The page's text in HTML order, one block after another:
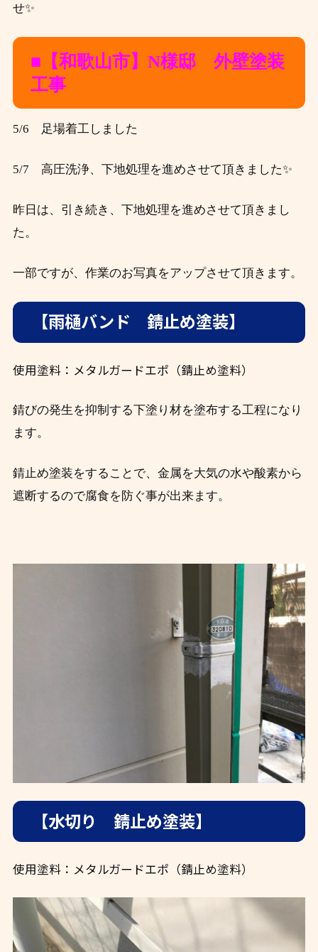
せ✨
■【和歌山市】N様邸 外壁塗装
工事
5/6 足場着工しました
5/7 高圧洗浄、下地処理を進めさせて頂きました✨
昨日は、引き続き、下地処理を進めさせて頂きまし
た。
一部ですが、作業のお写真をアップさせて頂きます。
【雨樋バンド 錆止め塗装】
使用塗料：メタルガードエポ（錆止め塗料）
錆びの発生を抑制する下塗り材を塗布する工程になり
ます。
錆止め塗装をすることで、金属を大気の水や酸素から
遮断するので腐食を防ぐ事が出来ます。
【水切り 錆止め塗装】
使用塗料：メタルガードエポ（錆止め塗料）